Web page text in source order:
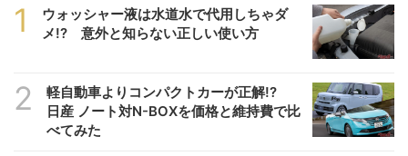
1
ウォッシャー液は水道水で代用しちゃダ
メ!? 意外と知らない正しい使い方
2
軽自動車よりコンパクトカーが正解!?
日産 ノート対N-BOXを価格と維持費で比
べてみた